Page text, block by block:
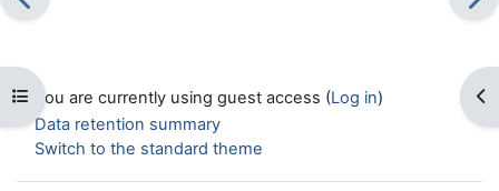
Open course index
You are currently using guest access (Log in)
Data retention summary
Switch to the standard theme